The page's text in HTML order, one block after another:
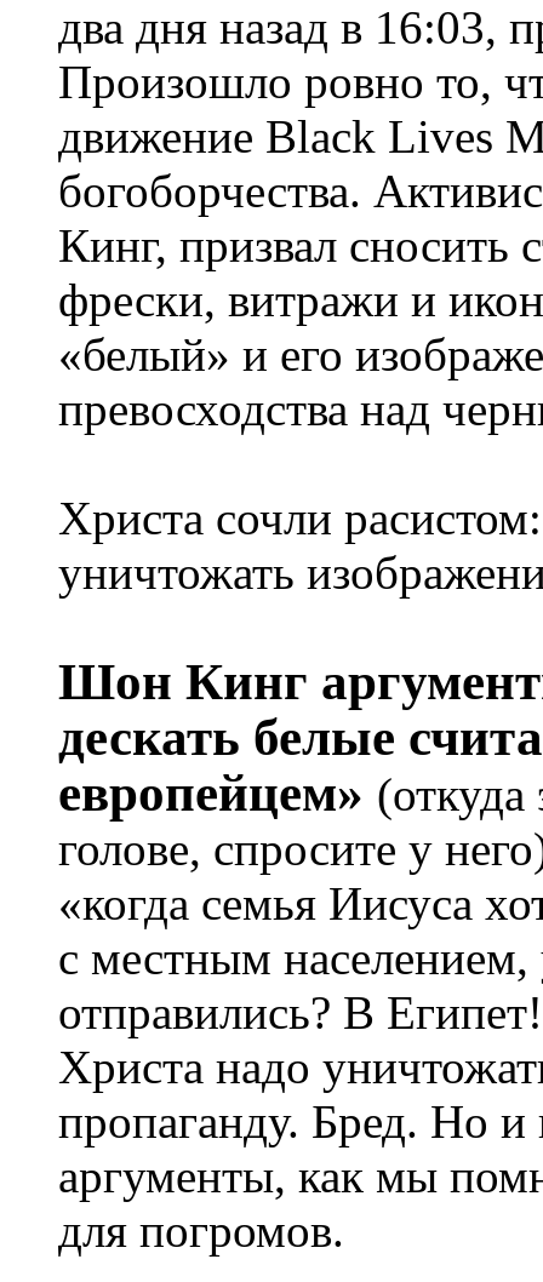
два дня назад в 16:03,
Произошло ровно то,
движение Black Lives
богоборчества.
Кинг, призвал сносить
фрески, витражи и
«белый» и его
превосходства над
Христа сочли
уничтожать
Шон Кинг
дескать белые
европейцем» (откуда
голове, спросите у
«когда семья Иисуса
с местным населением,
отправились? В
Христа надо
пропаганду. Бред. Но и
аргументы, как мы
для погромов.